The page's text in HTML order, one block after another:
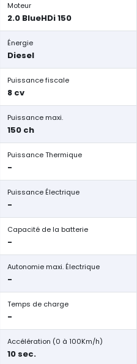
Moteur
2.0 BlueHDi 150
Énergie
Diesel
Puissance fiscale
8 cv
Puissance maxi.
150 ch
Puissance Thermique
-
Puissance Électrique
-
Capacité de la batterie
-
Autonomie maxi. Électrique
-
Temps de charge
-
Accélération (0 à 100Km/h)
10 sec.